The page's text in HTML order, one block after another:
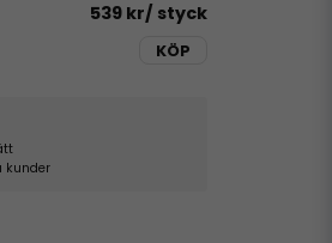
539 kr/ styck
KÖP
kunder